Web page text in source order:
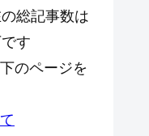
総記事数は
す
のページを